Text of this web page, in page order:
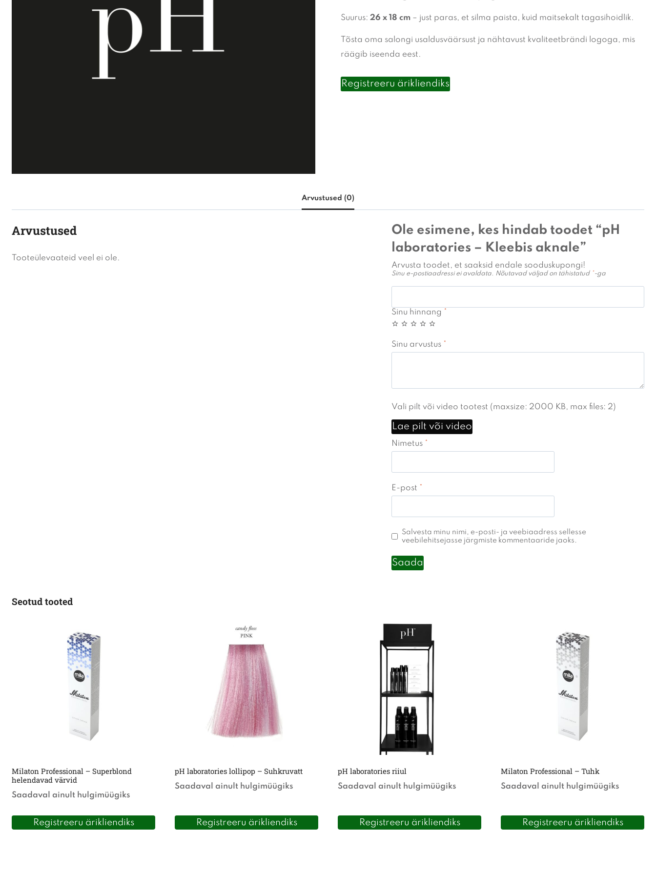
Suurus: 26 x 18 cm– just paras, et silma paista, kuid maitsekalt tagasihoidlik.
Tõsta oma salongi usaldusväärsust ja nähtavust kvaliteetbrändi logoga, mis
räägib iseenda eest.
Registreeru ärikliendiks
Arvustused (0)
Arvustused
Tooteülevaateid veel ei ole.
Ole esimene, kes hindab toodet “pH
laboratories – Kleebis aknale”
Arvusta toodet, et saaksid endale sooduskupongi!
Sinu e-postiaadressi ei avaldata. Nõutavad väljad on tähistatud *-ga
Sinu hinnang *
Sinu arvustus *
Vali pilt või video tootest (maxsize: 2000 KB, max files: 2)
Lae pilt või video
Nimetus *
E-post *
Salvesta minu nimi, e-posti- ja veebiaadress sellesse
veebilehitsejasse järgmiste kommentaaride jaoks.
Seotud tooted
Milaton Professional – Superblond
helendavad värvid
Saadaval ainult hulgimüügiks
Registreeru ärikliendiks
pH laboratories lollipop – Suhkruvatt
Saadaval ainult hulgimüügiks
Registreeru ärikliendiks
pH laboratories riiul
Saadaval ainult hulgimüügiks
Registreeru ärikliendiks
Milaton Professional – Tuhk
Saadaval ainult hulgimüügiks
Registreeru ärikliendiks